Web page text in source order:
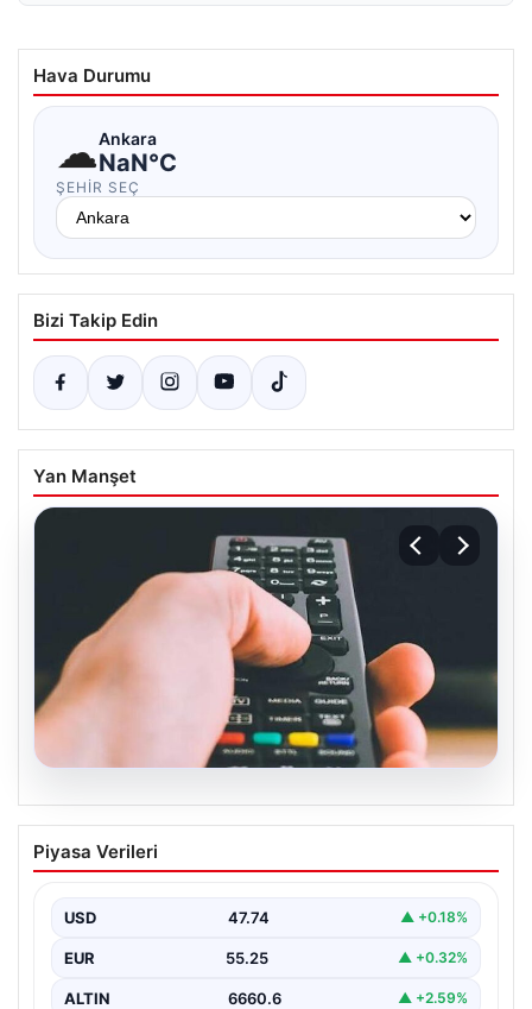
Hava Durumu
☁Ankara
NaN°C
ŞEHIR SEÇ
Bizi Takip Edin
Yan Manşet
Türksat 3A Uydu Hizmetlerine Son
Dönem Uyarısı: Kanal Güncellemeleri
Türksat 3A uydusu, uzun yıllar boyunca Türkiye'nin
Piyasa Verileri
USD 47.74 ▲ +0.18%
EUR 55.25 ▲ +0.32%
ALTIN 6660.6 ▲ +2.59%